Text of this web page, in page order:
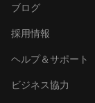
ブログ
採用情報
ヘルプ＆サポート
ビジネス協力